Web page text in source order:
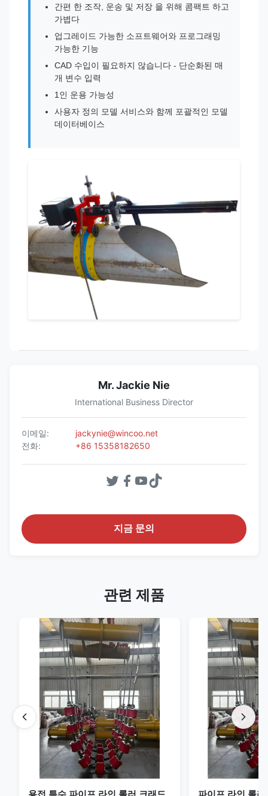
간편 한 조작, 운송 및 저장 을 위해 콤팩트 하고
가볍다
업그레이드 가능한 소프트웨어와 프로그래밍
가능한 기능
CAD 수입이 필요하지 않습니다 - 단순화된 매
개 변수 입력
1인 운용 가능성
사용자 정의 모델 서비스와 함께 포괄적인 모델
데이터베이스
Mr. Jackie Nie
International Business Director
이메일:
jackynie@wincoo.net
전화:
+86 15358182650
지금 문의
관련 제품